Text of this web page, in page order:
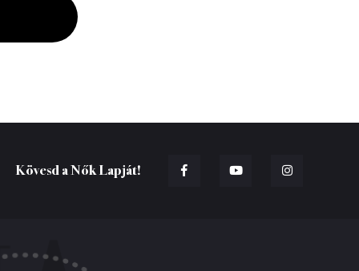
Kövesd a Nők Lapját!